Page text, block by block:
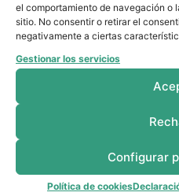
el comportamiento de navegación o
sitio. No consentir o retirar el
negativamente a ciertas
Gestionar los servicios
Configurar
Política de cookies
sabores a citrico, y
chinense.
Conservar:En un
alejado de la luz